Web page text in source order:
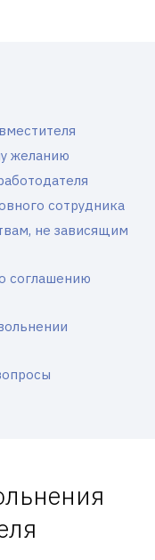
желанию
сотрудника
не зависящим
соглашению